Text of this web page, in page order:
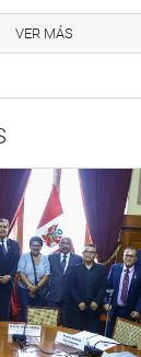
de San
e hizo
de turbulencia”,
distintos, y la
analizar la
de
a las
el niño no es
VER MÁS